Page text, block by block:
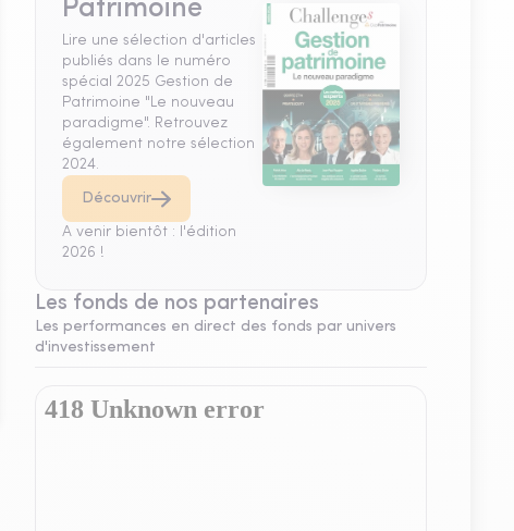
Patrimoine
Lire une sélection d'articles
publiés dans le numéro
spécial 2025 Gestion de
Patrimoine "Le nouveau
paradigme". Retrouvez
également notre sélection
2024.
Découvrir
A venir bientôt : l'édition
2026 !
Les fonds de nos partenaires
Les performances en direct des fonds par univers
d'investissement